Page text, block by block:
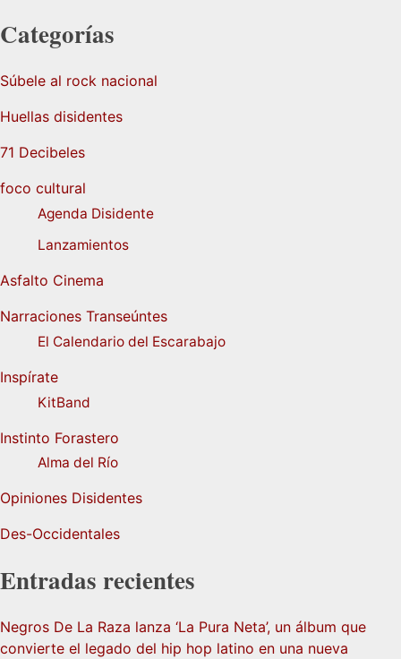
Categorías
Súbele al rock nacional
Huellas disidentes
71 Decibeles
foco cultural
Agenda Disidente
Lanzamientos
Asfalto Cinema
Narraciones Transeúntes
El Calendario del Escarabajo
Inspírate
KitBand
Instinto Forastero
Alma del Río
Opiniones Disidentes
Des-Occidentales
Entradas recientes
Negros De La Raza lanza ‘La Pura Neta’, un álbum que
convierte el legado del hip hop latino en una nueva